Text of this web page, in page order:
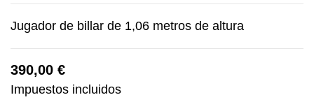
Jugador de billar de 1,06 metros de altura
390,00 €
Impuestos incluidos